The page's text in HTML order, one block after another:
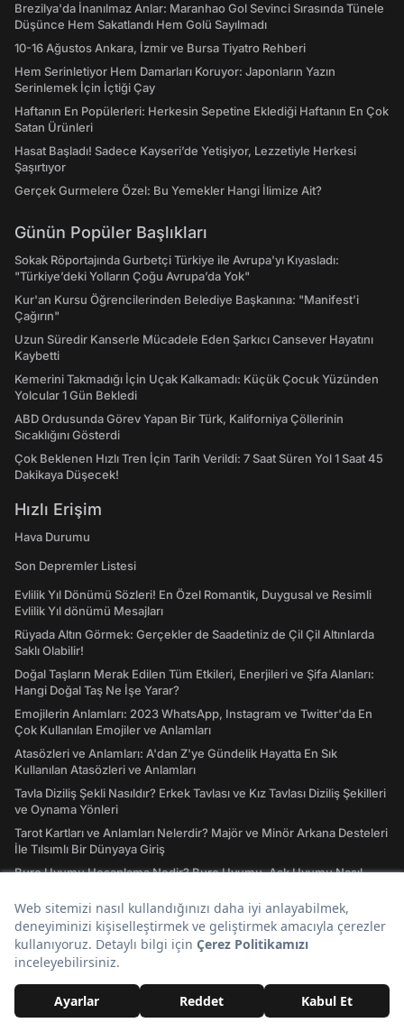
Brezilya'da İnanılmaz Anlar: Maranhao Gol Sevinci Sırasında Tünele
Düşünce Hem Sakatlandı Hem Golü Sayılmadı
10-16 Ağustos Ankara, İzmir ve Bursa Tiyatro Rehberi
Hem Serinletiyor Hem Damarları Koruyor: Japonların Yazın
Serinlemek İçin İçtiği Çay
Haftanın En Popülerleri: Herkesin Sepetine Eklediği Haftanın En Çok
Satan Ürünleri
Hasat Başladı! Sadece Kayseri’de Yetişiyor, Lezzetiyle Herkesi
Şaşırtıyor
Gerçek Gurmelere Özel: Bu Yemekler Hangi İlimize Ait?
Günün Popüler Başlıkları
Sokak Röportajında Gurbetçi Türkiye ile Avrupa'yı Kıyasladı:
"Türkiye’deki Yolların Çoğu Avrupa’da Yok"
Kur'an Kursu Öğrencilerinden Belediye Başkanına: "Manifest’i
Çağırın"
Uzun Süredir Kanserle Mücadele Eden Şarkıcı Cansever Hayatını
Kaybetti
Kemerini Takmadığı İçin Uçak Kalkamadı: Küçük Çocuk Yüzünden
Yolcular 1 Gün Bekledi
ABD Ordusunda Görev Yapan Bir Türk, Kaliforniya Çöllerinin
Sıcaklığını Gösterdi
Çok Beklenen Hızlı Tren İçin Tarih Verildi: 7 Saat Süren Yol 1 Saat 45
Dakikaya Düşecek!
Hızlı Erişim
Hava Durumu
Son Depremler Listesi
Evlilik Yıl Dönümü Sözleri! En Özel Romantik, Duygusal ve Resimli
Evlilik Yıl dönümü Mesajları
Rüyada Altın Görmek: Gerçekler de Saadetiniz de Çil Çil Altınlarda
Saklı Olabilir!
Doğal Taşların Merak Edilen Tüm Etkileri, Enerjileri ve Şifa Alanları:
Hangi Doğal Taş Ne İşe Yarar?
Emojilerin Anlamları: 2023 WhatsApp, Instagram ve Twitter'da En
Çok Kullanılan Emojiler ve Anlamları
Atasözleri ve Anlamları: A'dan Z'ye Gündelik Hayatta En Sık
Kullanılan Atasözleri ve Anlamları
Tavla Diziliş Şekli Nasıldır? Erkek Tavlası ve Kız Tavlası Diziliş Şekilleri
ve Oynama Yönleri
Tarot Kartları ve Anlamları Nelerdir? Majör ve Minör Arkana Desteleri
İle Tılsımlı Bir Dünyaya Giriş
Burç Uyumu Hesaplama Nedir? Burç Uyumu, Aşk Uyumu Nasıl
İdeal Kilo Nedir? İdeal Kilo Hesaplama Nasıl Yapılır?
Ders Çalışırken Dinlenecek Müzikler Nelerdir? Müziksiz
Çalışamayanlar Toplanın!
Instagram Giriş Nasıl Yapılır? Instagram'a Giriş İşlemleri Rehberi
41 Ülkenin Bayrakları ve Ülke Bayraklarının Anlamları